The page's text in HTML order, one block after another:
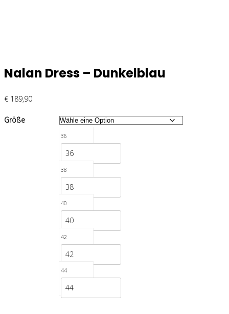
Nalan Dress – Dunkelblau
€ 189,90
Größe
36
36
38
38
40
40
42
42
44
44